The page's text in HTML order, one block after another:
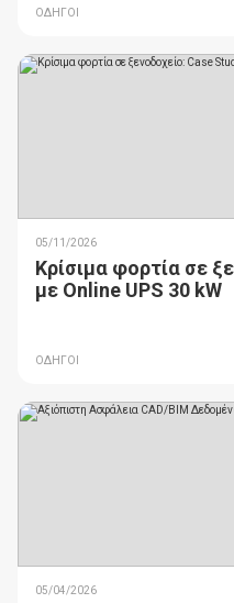
ΟΔΗΓΟΙ
05/11/2026
Κρίσιμα φορτία σε
με Online UPS 30 kW
ΟΔΗΓΟΙ
05/04/2026